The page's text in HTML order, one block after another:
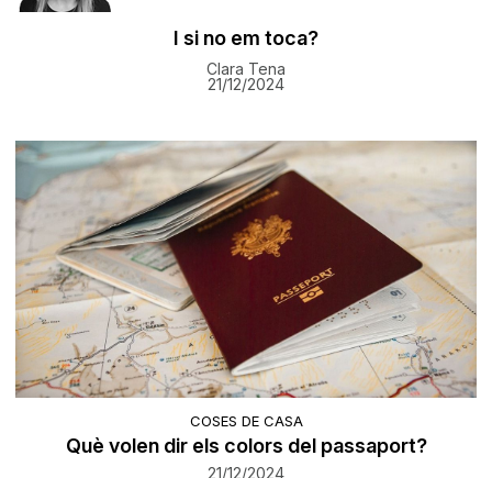
I si no em toca?
Clara Tena
21/12/2024
COSES DE CASA
Què volen dir els colors del passaport?
21/12/2024